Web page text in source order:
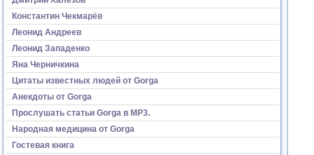
Константин Чекмарёв
Леонид Андреев
Леонид Западенко
Яна Черничкина
Цитаты известных людей от Gorga
Анекдоты от Gorga
Прослушать статьи Gorga в МР3.
Народная медицина от Gorga
Гостевая книга